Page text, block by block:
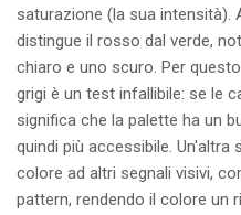
saturazione (la sua intensità).
distingue il rosso dal verde,
chiaro e uno scuro. Per
grigi è un test infallibile: se le
significa che la palette ha un
quindi più accessibile.
colore ad altri segnali visivi,
pattern, rendendo il colore un